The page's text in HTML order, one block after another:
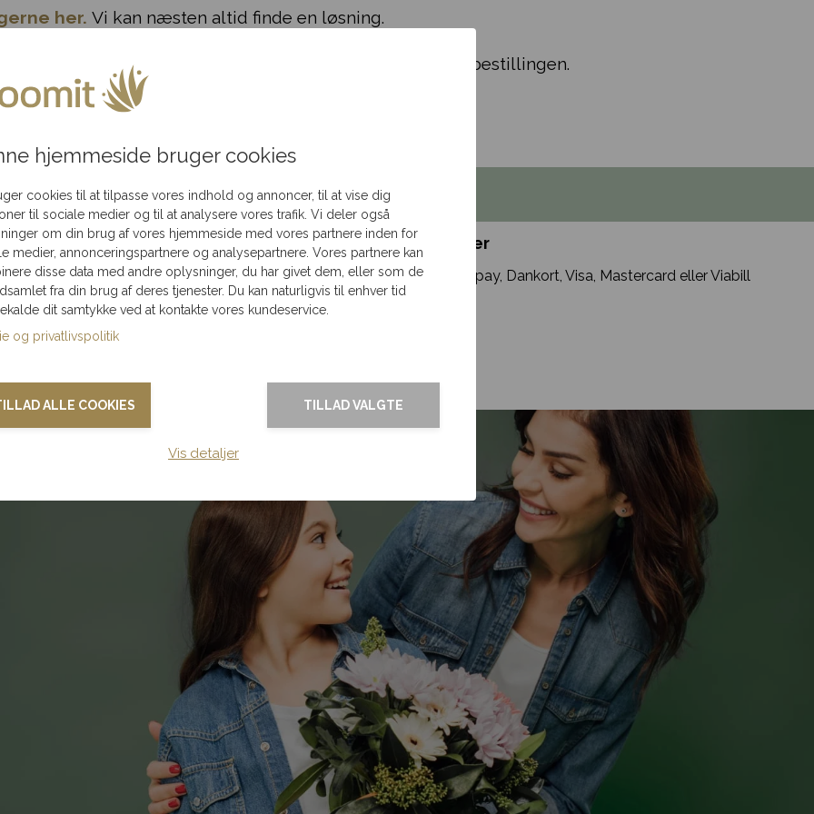
hjemmeside bruger cookies
cookies til at tilpasse vores indhold og annoncer, til at vise dig
til sociale medier og til at analysere vores trafik. Vi deler også
om din brug af vores hjemmeside med vores partnere inden for
medier, annonceringspartnere og analysepartnere. Vores partnere kan
disse data med andre oplysninger, du har givet dem, eller som de
fra din brug af deres tjenester. Du kan naturligvis til enhver tid
dit samtykke ved at kontakte vores kundeservice.
og privatlivspolitik
ALLE COOKIES TILLAD VALGTE
Vis detaljer
her. Vi kan næsten altid finde en løsning.
fakturaer på EAN nr. eller firmamail. Det vælger du ved bestillingen.
firmajulegaver her
ved bestilling inden
Betalingsmuligheder
Betal nemt med Mobilepay, Dankort, Visa, Mastercard eller Viabill